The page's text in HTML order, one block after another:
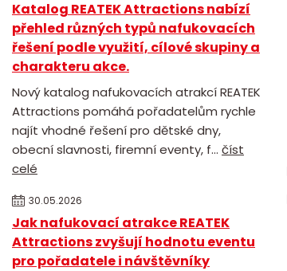
Katalog REATEK Attractions nabízí
přehled různých typů nafukovacích
řešení podle využití, cílové skupiny a
charakteru akce.
Nový katalog nafukovacích atrakcí REATEK
Attractions pomáhá pořadatelům rychle
najít vhodné řešení pro dětské dny,
obecní slavnosti, firemní eventy, f... číst
celé
30.05.2026
Jak nafukovací atrakce REATEK
Attractions zvyšují hodnotu eventu
pro pořadatele i návštěvníky